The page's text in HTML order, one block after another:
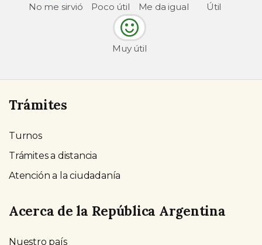
No me sirvió Poco útil Me da igual Útil
Muy útil
Trámites
Turnos
Trámites a distancia
Atención a la ciudadanía
Acerca de la República Argentina
Nuestro país